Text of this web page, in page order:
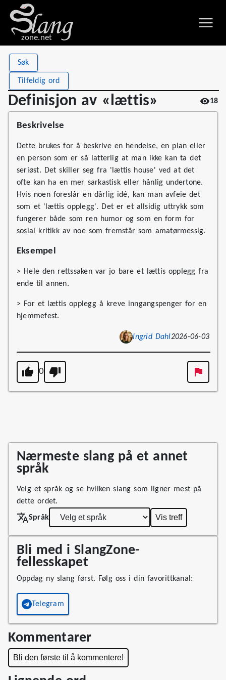
zone.net
Søk
Tilfeldig ord
Definisjon av «lættis» 18
Definisjon av «lættis»
Stat
Views
Definitions 1
2026
Beskrivelse
Dette brukes for å beskrive en hendelse, en plan eller
en person som er så latterlig at man ikke kan ta det
seriøst. Det skiller seg fra 'lættis house' ved at det
ofte kan ha en mer sarkastisk eller hånlig undertone.
Hvis noen foreslår en dårlig idé, kan man avfeie det
som et 'lættis opplegg'. Det er et allsidig uttrykk som
fungerer både som ren humor og som en form for
sosial kritikk av noe som fremstår som amatørmessig.
Eksempel
> Hele den rettssaken var jo bare et lættis opplegg fra
ende til annen.
> For et lættis opplegg å kreve inngangspenger for en
hjemmefest.
Ingrid Dahl2026-06-03
0
Nærmeste slang på et annet
språk
Velg et språk og se hvilken slang som ligner mest på
dette ordet.
Språk
Vis treff
Bli med i SlangZone-
fellesskapet
Oppdag ny slang først. Følg oss i din favorittkanal:
Telegram
Kommentarer
Bli den første til å kommentere!